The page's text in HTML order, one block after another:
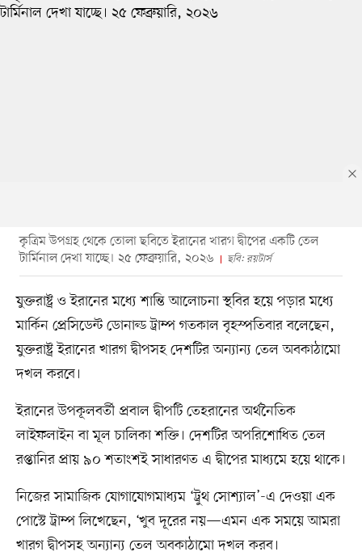
কৃত্রিম উপগ্রহ থেকে তোলা ছবিতে ইরানের খারগ দ্বীপের একটি তেল
টার্মিনাল দেখা যাচ্ছে। ২৫ ফেব্রুয়ারি, ২০২৬
ছবি: রয়টার্স
যুক্তরাষ্ট্র ও ইরানের মধ্যে শান্তি আলোচনা স্থবির হয়ে পড়ার মধ্যে
মার্কিন প্রেসিডেন্ট ডোনাল্ড ট্রাম্প গতকাল বৃহস্পতিবার বলেছেন,
যুক্তরাষ্ট্র ইরানের খারগ দ্বীপসহ দেশটির অন্যান্য তেল অবকাঠামো
দখল করবে।
ইরানের উপকূলবর্তী প্রবাল দ্বীপটি তেহরানের অর্থনৈতিক
লাইফলাইন বা মূল চালিকা শক্তি। দেশটির অপরিশোধিত তেল
রপ্তানির প্রায় ৯০ শতাংশই সাধারণত এ দ্বীপের মাধ্যমে হয়ে থাকে।
নিজের সামাজিক যোগাযোগমাধ্যম ‘ট্রুথ সোশ্যাল’-এ দেওয়া এক
পোস্টে ট্রাম্প লিখেছেন, ‘খুব দূরের নয়—এমন এক সময়ে আমরা
খারগ দ্বীপসহ অন্যান্য তেল অবকাঠামো দখল করব।